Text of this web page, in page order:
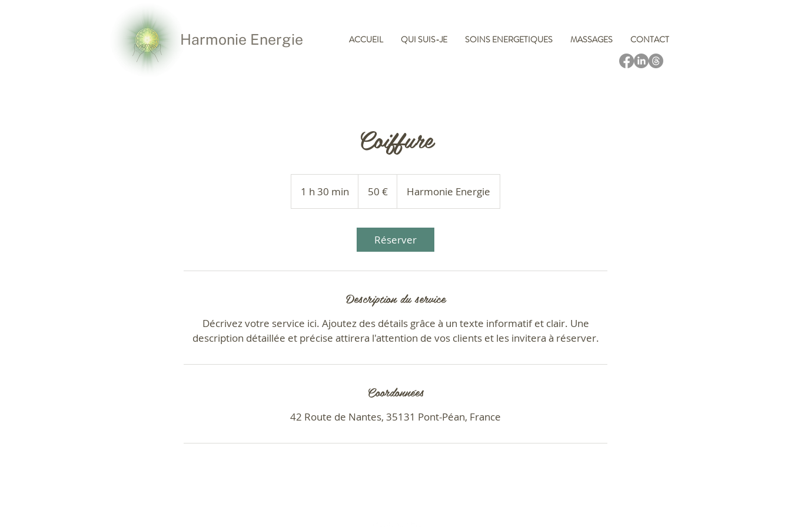
Harmonie Energie ACCUEIL QUI SUIS-JE SOINS ENERGETIQUES MASSAGES CONTACT
Coiffure
1 h 30 min
3
50 € Harmonie Energie
Réserver
Description du service
Décrivez votre service ici. Ajoutez des détails grâce à un texte informatif et clair. Une
description détaillée et précise attirera l'attention de vos clients et les invitera à réserver.
Coordonnées
42 Route de Nantes, 35131 Pont-Péan, France